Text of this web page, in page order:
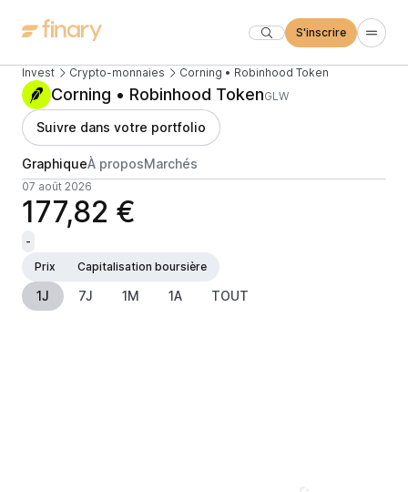
S'inscrire
Invest Crypto-monnaies Corning • Robinhood Token
Corning • Robinhood TokenGLW
Suivre dans votre portfolio
GraphiqueÀ proposMarchés
07 août 2026
177,82 €
-
Prix
Capitalisation boursière
1J 7J 1M 1A TOUT